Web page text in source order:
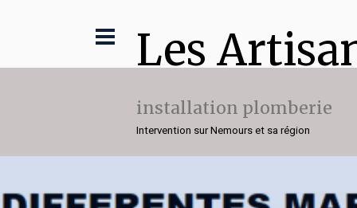
Les
installation plomberie
Intervention sur Nemours et sa région